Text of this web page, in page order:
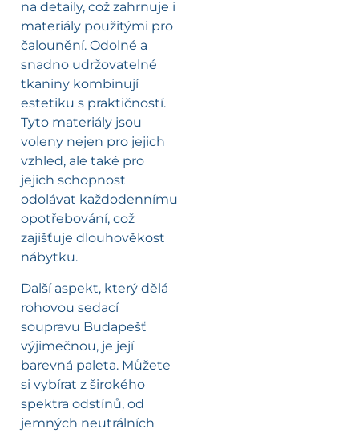
na detaily, což zahrnuje i
materiály použitými pro
čalounění. Odolné a
snadno udržovatelné
tkaniny kombinují
estetiku s praktičností.
Tyto materiály jsou
voleny nejen pro jejich
vzhled, ale také pro
jejich schopnost
odolávat každodennímu
opotřebování, což
zajišťuje dlouhověkost
nábytku.
Další aspekt, který dělá
rohovou sedací
soupravu Budapešť
výjimečnou, je její
barevná paleta. Můžete
si vybírat z širokého
spektra odstínů, od
jemných neutrálních